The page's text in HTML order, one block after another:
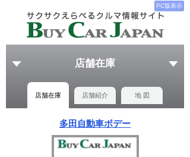
PC版表示
店舗在庫
店舗在庫 店舗紹介 地 図
多田自動車ボデー